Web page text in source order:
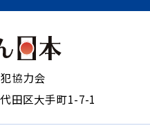
協力会
田区大手町1-7-1